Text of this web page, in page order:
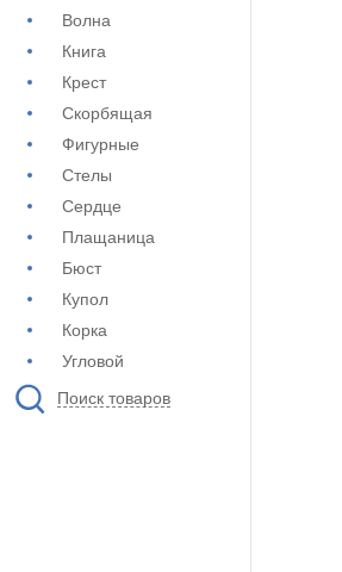
Волна
Книга
Крест
Скорбящая
Фигурные
Стелы
Сердце
Плащаница
Бюст
Купол
Корка
Угловой
Поиск товаров